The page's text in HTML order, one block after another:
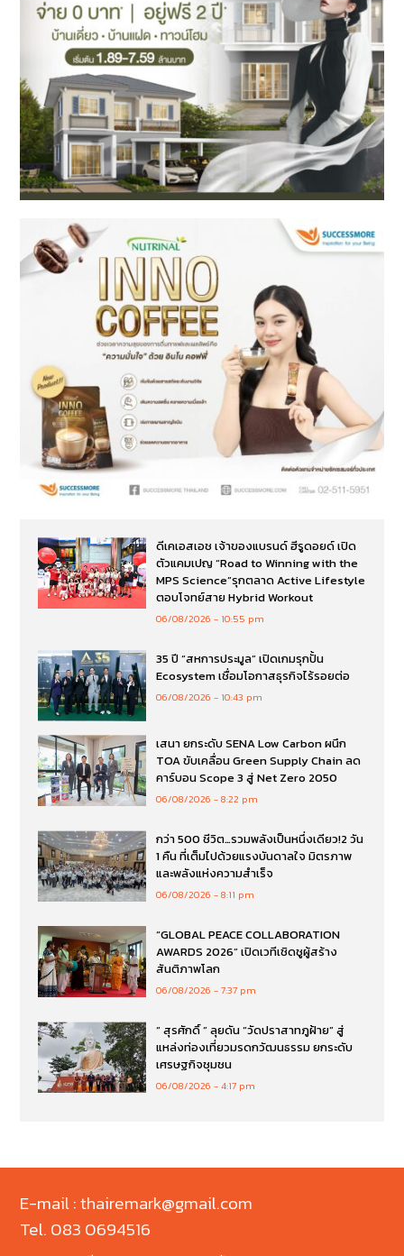
ดีเคเอสเอช เจ้าของแบรนด์ ฮีรูดอยด์ เปิด
ตัวแคมเปญ “Road to Winning with the
MPS Science”รุกตลาด Active Lifestyle
ตอบโจทย์สาย Hybrid Workout
06/08/2026 10:55 pm
35 ปี “สหการประมูล” เปิดเกมรุกปั้น
Ecosystem เชื่อมโอกาสธุรกิจไร้รอยต่อ
06/08/2026 10:43 pm
เสนา ยกระดับ SENA Low Carbon ผนึก
TOA ขับเคลื่อน Green Supply Chain ลด
คาร์บอน Scope 3 สู่ Net Zero 2050
06/08/2026 8:22 pm
กว่า 500 ชีวิต…รวมพลังเป็นหนึ่งเดียว!2 วัน
1 คืน ที่เต็มไปด้วยแรงบันดาลใจ มิตรภาพ
และพลังแห่งความสำเร็จ
06/08/2026 8:11 pm
“GLOBAL PEACE COLLABORATION
AWARDS 2026” เปิดเวทีเชิดชูผู้สร้าง
สันติภาพโลก
06/08/2026 7:37 pm
“ สุรศักดิ์ ” ลุยดัน “วัดปราสาทภูฝ้าย” สู่
แหล่งท่องเที่ยวมรดกวัฒนธรรม ยกระดับ
เศรษฐกิจชุมชน
06/08/2026 4:17 pm
E-mail : thairemark@gmail.com
Tel. 083 0694516